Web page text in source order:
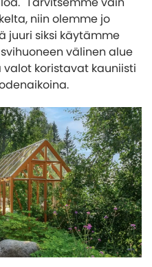
niin olemme jo
juuri siksi käytämme
välinen alue
koristavat kauniisti